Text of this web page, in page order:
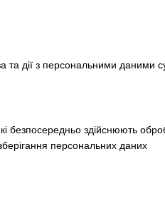
дії з персональними даними
безпосередньо здійснюють
персональних даних